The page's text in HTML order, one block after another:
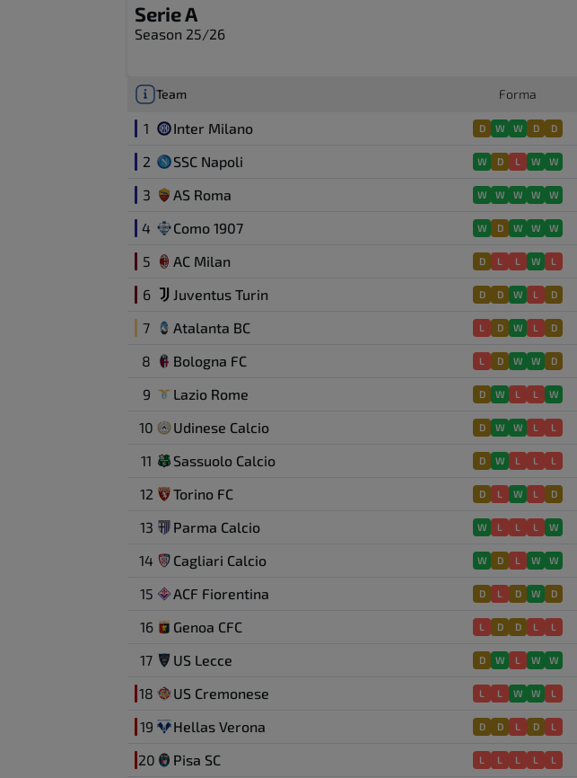
Serie A
Season 25/26
Team Forma
1 Inter Milano D W W D D
2
SSC Napoli W D L W W
3
AS Roma W W W W W
4
Como 1907 W D W W W
5
AC Milan D L L W L
6
Juventus Turin D D W L D
7
Atalanta BC L D W L D
8
Bologna FC L D W W D
9
Lazio Rome D W L L W
10
Udinese Calcio D W W L L
11
Sassuolo Calcio D W L L L
12
Torino FC D L W L D
13
Parma Calcio W L L L W
14
Cagliari Calcio W D L W W
15
ACF Fiorentina D L D W D
16
Genoa CFC L D D L L
17
US Lecce D W L W W
18
US Cremonese L L W W L
19
Hellas Verona D D L D L
20
Pisa SC L L L L L